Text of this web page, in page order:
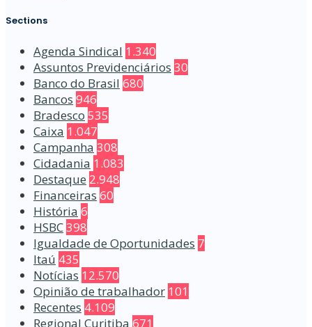
Sections
Agenda Sindical 1.340
Assuntos Previdenciários 30
Banco do Brasil 680
Bancos 946
Bradesco 535
Caixa 1.047
Campanha 308
Cidadania 1.083
Destaque 2.948
Financeiras 60
História 6
HSBC398
Igualdade de Oportunidades 7
Itaú 435
Notícias 12.570
Opinião de trabalhador 101
Recentes 4.109
Regional Curitiba 671